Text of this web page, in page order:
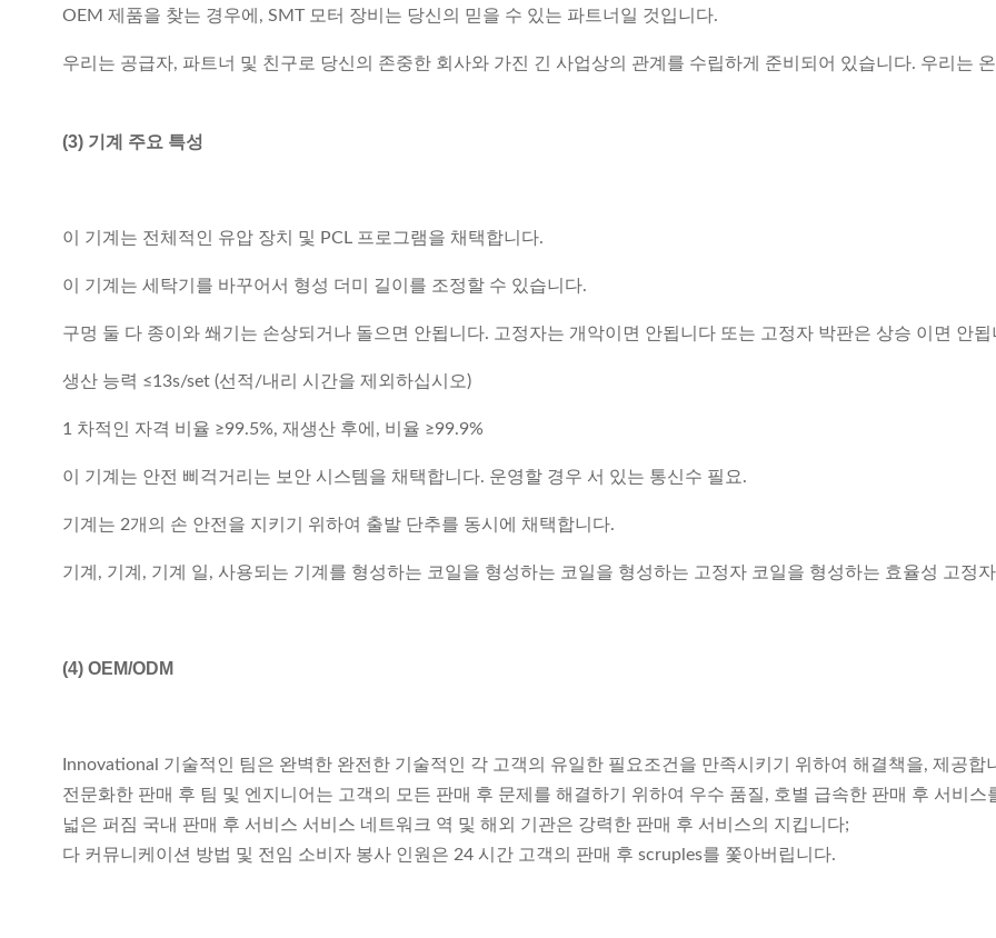
OEM 제품을 찾는 경우에, SMT 모터 장비는 당신의 믿을 수 있는 파트너일 것입니다.
우리는 공급자, 파트너 및 친구로 당신의 존중한 회사와 가진 긴 사업상의 관계를 수립하게 준비되어 있습니다. 우리는
(3) 기계 주요 특성
이 기계는 전체적인 유압 장치 및 PCL 프로그램을 채택합니다.
이 기계는 세탁기를 바꾸어서 형성 더미 길이를 조정할 수 있습니다.
구멍 둘 다 종이와 쐐기는 손상되거나 돌으면 안됩니다. 고정자는 개악이면 안됩니다 또는 고정자 박판은 상승 이면 안
생산 능력 ≤13s/set (선적/내리 시간을 제외하십시오)
1 차적인 자격 비율 ≥99.5%, 재생산 후에, 비율 ≥99.9%
이 기계는 안전 삐걱거리는 보안 시스템을 채택합니다. 운영할 경우 서 있는 통신수 필요.
기계는 2개의 손 안전을 지키기 위하여 출발 단추를 동시에 채택합니다.
기계, 기계, 기계 일, 사용되는 기계를 형성하는 코일을 형성하는 코일을 형성하는 고정자 코일을 형성하는 효율성 고정
(4) OEM/ODM
Innovational 기술적인 팀은 완벽한 완전한 기술적인 각 고객의 유일한 필요조건을 만족시키기 위하여 해결책을, 제공합
전문화한 판매 후 팀 및 엔지니어는 고객의 모든 판매 후 문제를 해결하기 위하여 우수 품질, 호별 급속한 판매 후 서비스
넓은 퍼짐 국내 판매 후 서비스 서비스 네트워크 역 및 해외 기관은 강력한 판매 후 서비스의 지킵니다;
다 커뮤니케이션 방법 및 전임 소비자 봉사 인원은 24 시간 고객의 판매 후 scruples를 쫓아버립니다.